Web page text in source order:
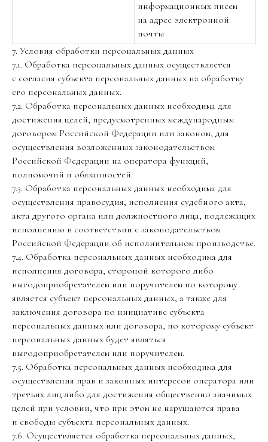
информационных писем
на адрес электронной
почты
7. Условия обработки персональных данных
7.1. Обработка персональных данных осуществляется
с согласия субъекта персональных данных на обработку
его персональных данных.
7.2. Обработка персональных данных необходима для
достижения целей, предусмотренных международным
договором Российской Федерации или законом, для
осуществления возложенных законодательством
Российской Федерации на оператора функций,
полномочий и обязанностей.
7.3. Обработка персональных данных необходима для
осуществления правосудия, исполнения судебного акта,
акта другого органа или должностного лица, подлежащих
исполнению в соответствии с законодательством
Российской Федерации об исполнительном производстве.
7.4. Обработка персональных данных необходима для
исполнения договора, стороной которого либо
выгодоприобретателем или поручителем по которому
является субъект персональных данных, а также для
заключения договора по инициативе субъекта
персональных данных или договора, по которому субъект
персональных данных будет являться
выгодоприобретателем или поручителем.
7.5. Обработка персональных данных необходима для
осуществления прав и законных интересов оператора или
третьих лиц либо для достижения общественно значимых
целей при условии, что при этом не нарушаются права
и свободы субъекта персональных данных.
7.6. Осуществляется обработка персональных данных,